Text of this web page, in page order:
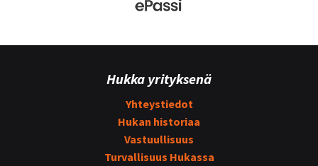
Hukka yrityksenä
Yhteystiedot
Hukan historiaa
Vastuullisuus
Turvallisuus Hukassa